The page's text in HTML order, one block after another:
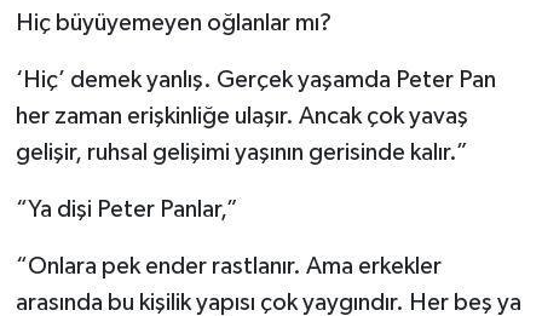
Hiç büyüyemeyen oğlanlar mı?
‘Hiç’ demek yanlış. Gerçek yaşamda Peter Pan
her zaman erişkinliğe ulaşır. Ancak çok yavaş
gelişir, ruhsal gelişimi yaşının gerisinde kalır.”
“Ya dişi Peter Panlar,”
“Onlara pek ender rastlanır. Ama erkekler
arasında bu kişilik yapısı çok yaygındır. Her beş ya